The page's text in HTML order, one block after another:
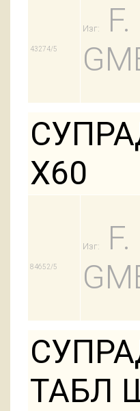
43274/5
Изг:
Х60
84652/5
Изг:
ТАБЛ